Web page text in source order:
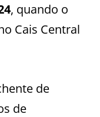
, quando o
Cais Central
de
de